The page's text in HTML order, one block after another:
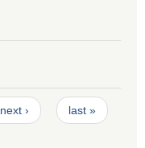
next › last »